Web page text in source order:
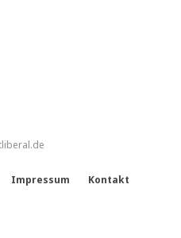
Impressum Kontakt